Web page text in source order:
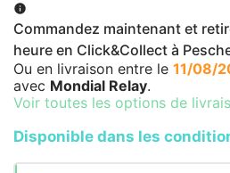
info
Commandez maintenant et
heure en Click&Collect à
Ou en livraison entre le 11/08/
avec Mondial Relay.
Voir toutes les options de
Disponible dans les